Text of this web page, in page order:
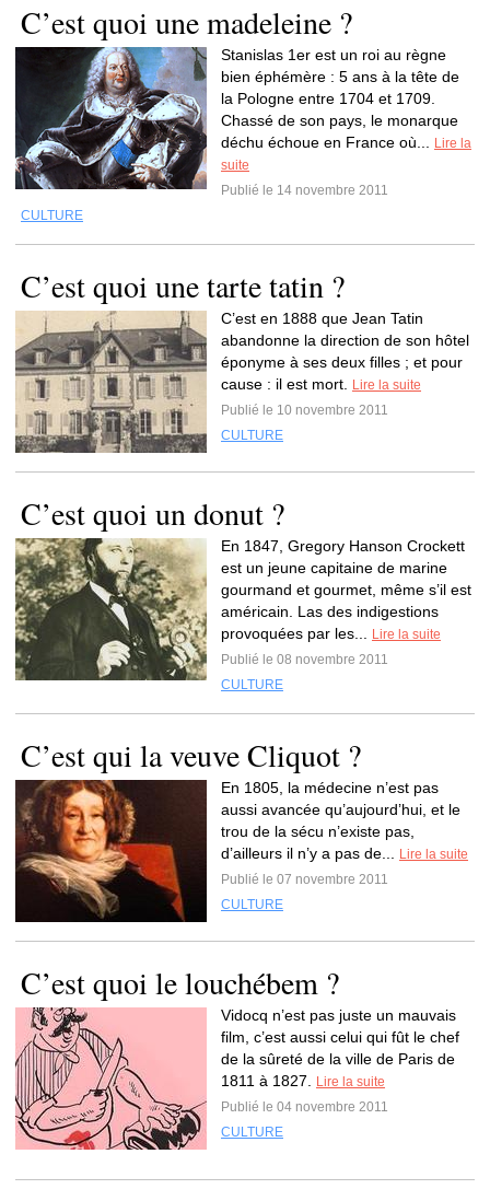
C’est quoi une madeleine ?
Stanislas 1er est un roi au règne
bien éphémère : 5 ans à la tête de
la Pologne entre 1704 et 1709.
Chassé de son pays, le monarque
déchu échoue en France où...
Lire la
suite
Publié le 14 novembre 2011
CULTURE
C’est quoi une tarte tatin ?
C’est en 1888 que Jean Tatin
abandonne la direction de son hôtel
éponyme à ses deux filles ; et pour
cause : il est mort.
Lire la suite
Publié le 10 novembre 2011
CULTURE
C’est quoi un donut ?
En 1847, Gregory Hanson Crockett
est un jeune capitaine de marine
gourmand et gourmet, même s’il est
américain. Las des indigestions
provoquées par les...
Lire la suite
Publié le 08 novembre 2011
CULTURE
C’est qui la veuve Cliquot ?
En 1805, la médecine n’est pas
aussi avancée qu’aujourd’hui, et le
trou de la sécu n’existe pas,
d’ailleurs il n’y a pas de...
Lire la suite
Publié le 07 novembre 2011
CULTURE
C’est quoi le louchébem ?
Vidocq n’est pas juste un mauvais
film, c’est aussi celui qui fût le chef
de la sûreté de la ville de Paris de
1811 à 1827.
Lire la suite
Publié le 04 novembre 2011
CULTURE